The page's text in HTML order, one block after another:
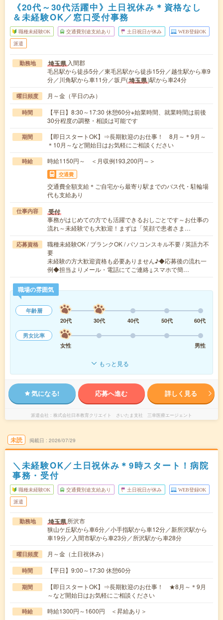
《20代～30代活躍中》土日祝休み＊資格なし
＆未経験OK／窓口受付事務
職種未経験OK 交通費別途支給あり 土日祝日が休み WEB登録OK
派遣
勤務地 埼玉県 入間郡
毛呂駅から徒歩5分／東毛呂駅から徒歩15分／越生駅から車9
分／川角駅から車11分／坂戸(埼玉県)駅から車24分
曜日頻度 月～金（平日のみ）
時間
【平日】8:30～17:30 休憩60分※始業時間、就業時間は前後
30分程度の調整・相談は可能です
期間
【即日スタートOK】⇒長期歓迎のお仕事！ 8月～＊9月～
＊10月～など開始日はお気軽にご相談ください
時給 時給1150円～ ＜月収例193,200円～＞
交通費
交通費全額支給＊ご自宅から最寄り駅までのバス代・駐輪場
代も支給あり
仕事内容 受付
事務がはじめての方でも活躍できるおしごとです～お仕事の
流れ～未経験でも大歓迎！まずは「笑顔で患者さま…
応募資格
職種未経験OK / ブランクOK / パソコンスキル不要 / 英語力不
要
未経験の方大歓迎資格も必要ありません♪◆応募後の流れ一
例◆担当よりメール・電話にてご連絡↓スマホで簡…
職場の雰囲気
年齢層
20代
30代 40代 50代
60代
男女比率
女性
男性
もっと見る
気になる! 応募へ進む 詳しく見る
派遣会社 株式会社日本教育クリエイト さいたま支社 三幸医療エージェント
未読 掲載日 2026/07/29
＼未経験OK／土日祝休み＊9時スタート！病院
事務・受付
職種未経験OK 交通費別途支給あり 土日祝日が休み WEB登録OK
派遣
勤務地 埼玉県所沢市
狭山ケ丘駅から車6分／小手指駅から車12分／新所沢駅から
車19分／入間市駅から車23分／所沢駅から車28分
曜日頻度 月～金（土日祝休み）
時間 【平日】9:00～17:30 休憩60分
期間
【即日スタートOK】⇒長期歓迎のお仕事！ ★8月～＊9月
～など開始日はお気軽にご相談ください
時給 時給1300円～1600円 ＜昇給あり＞